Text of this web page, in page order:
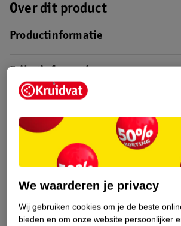
Over dit product
Productinformatie
Dit product heeft
Impact Score.
Meer informatie
We waarderen je privacy
Wij gebruiken cookies om je de beste
bieden en om onze website persoonlijker